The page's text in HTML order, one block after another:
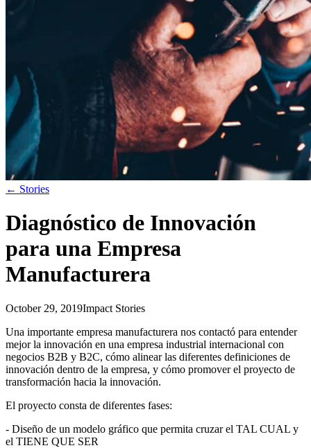
← Stories
Diagnóstico de Innovación
para una Empresa
Manufacturera
October 29, 2019Impact Stories
Una importante empresa manufacturera nos contactó para entender
mejor la innovación en una empresa industrial internacional con
negocios B2B y B2C, cómo alinear las diferentes definiciones de
innovación dentro de la empresa, y cómo promover el proyecto de
transformación hacia la innovación.
El proyecto consta de diferentes fases:
- Diseño de un modelo gráfico que permita cruzar el TAL CUAL y
el TIENE QUE SER